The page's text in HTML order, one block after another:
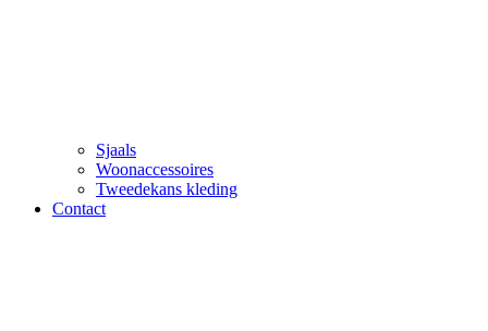
Sjaals
Woonaccessoires
Tweedekans kleding
Contact